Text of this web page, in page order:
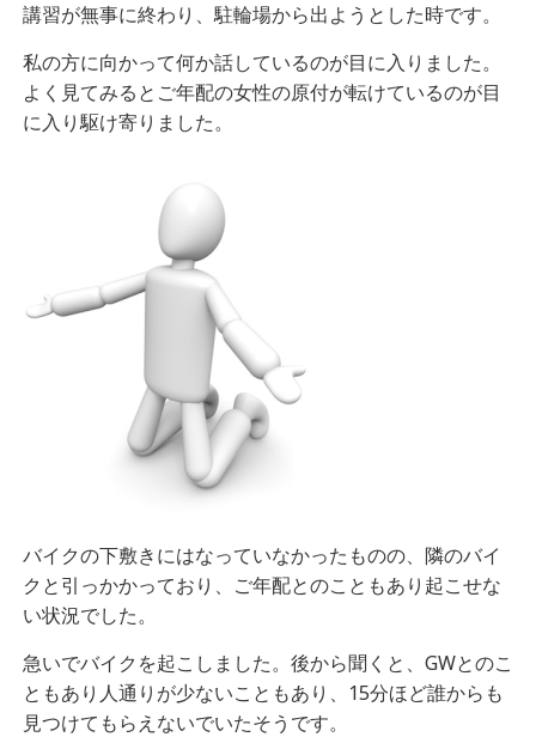
講習が無事に終わり、駐輪場から出ようとした時です。
私の方に向かって何か話しているのが目に入りました。
よく見てみるとご年配の女性の原付が転けているのが目
に入り駆け寄りました。
バイクの下敷きにはなっていなかったものの、隣のバイ
クと引っかかっており、ご年配とのこともあり起こせな
い状況でした。
急いでバイクを起こしました。後から聞くと、GWとのこ
ともあり人通りが少ないこともあり、15分ほど誰からも
見つけてもらえないでいたそうです。